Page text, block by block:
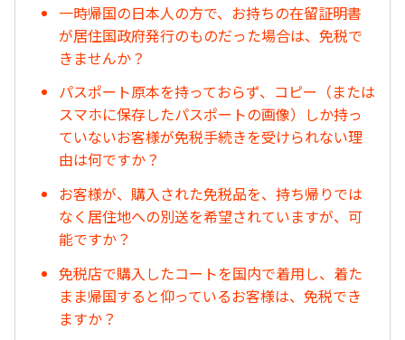
一時帰国の日本人の方で、お持ちの在留証明書
が居住国政府発行のものだった場合は、免税で
きませんか？
パスポート原本を持っておらず、コピー（または
スマホに保存したパスポートの画像）しか持っ
ていないお客様が免税手続きを受けられない理
由は何ですか？
お客様が、購入された免税品を、持ち帰りでは
なく居住地への別送を希望されていますが、可
能ですか？
免税店で購入したコートを国内で着用し、着た
まま帰国すると仰っているお客様は、免税でき
ますか？